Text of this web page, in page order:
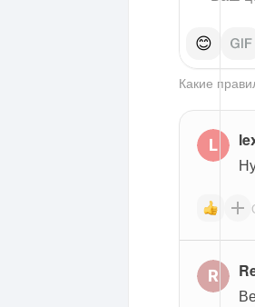
😊
Какие